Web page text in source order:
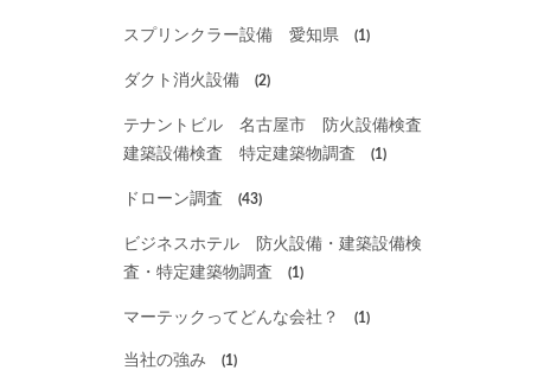
スプリンクラー設備 愛知県 (1)
ダクト消火設備 (2)
テナントビル 名古屋市 防火設備検査
建築設備検査 特定建築物調査
(1)
ドローン調査 (43)
ビジネスホテル 防火設備・建築設備検
査・特定建築物調査
(1)
マーテックってどんな会社？ (1)
当社の強み (1)